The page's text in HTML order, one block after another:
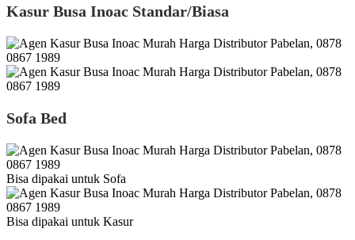
Kasur Busa Inoac Standar/Biasa
Sofa Bed
Bisa dipakai untuk Sofa
Bisa dipakai untuk Kasur